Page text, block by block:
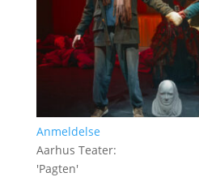
Anmeldelse
Aarhus Teater:
'Pagten'